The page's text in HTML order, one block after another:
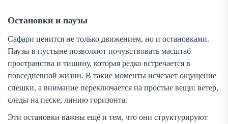
Остановки и паузы
Сафари ценится не только движением, но и остановками.
Паузы в пустыне позволяют почувствовать масштаб
пространства и тишину, которая редко встречается в
повседневной жизни. В такие моменты исчезает ощущение
спешки, а внимание переключается на простые вещи: ветер,
следы на песке, линию горизонта.
Эти остановки важны ещё и тем, что они структурируют